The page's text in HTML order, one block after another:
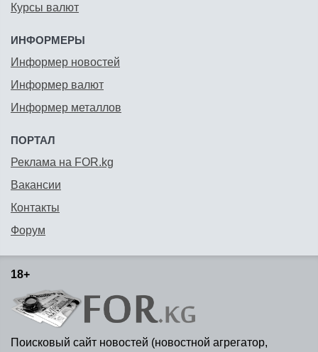
Курсы валют
ИНФОРМЕРЫ
Информер новостей
Информер валют
Информер металлов
ПОРТАЛ
Реклама на FOR.kg
Вакансии
Контакты
Форум
18+
Поисковый сайт новостей (новостной агрегатор,